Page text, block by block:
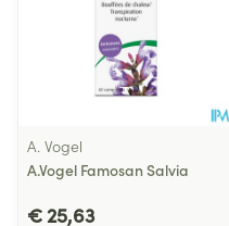
A. Vogel
A.Vogel Famosan Salvia
€ 25,63